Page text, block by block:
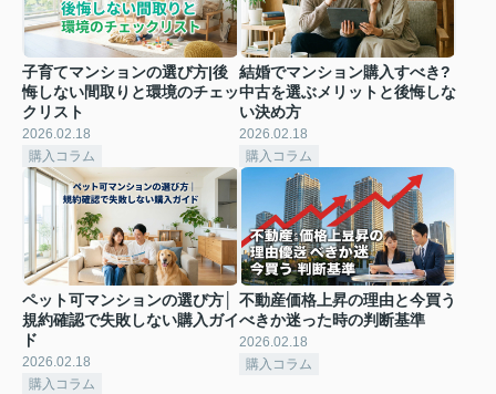
子育てマンションの選び方|後
悔しない間取りと環境のチェッ
クリスト
2026.02.18
購入コラム
結婚でマンション購入すべき?
中古を選ぶメリットと後悔しな
い決め方
2026.02.18
購入コラム
ペット可マンションの選び方│
規約確認で失敗しない購入ガイ
ド
2026.02.18
購入コラム
不動産価格上昇の理由と今買う
べきか迷った時の判断基準
2026.02.18
購入コラム